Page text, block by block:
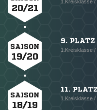
20/21
1.Kreisklasse /
SAISON
19/20
9. PLATZ
1.Kreisklasse /
SAISON
18/19
11. PLATZ
1.Kreisklasse /